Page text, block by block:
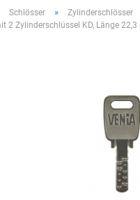
Schlösser » Zylinderschlösser
2 Zylinderschlüssel KD, Länge